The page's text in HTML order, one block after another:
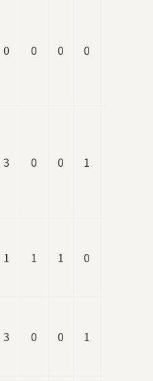
0 0 0 0
3 0 0 1
1 1 1 0
3 0 0 1